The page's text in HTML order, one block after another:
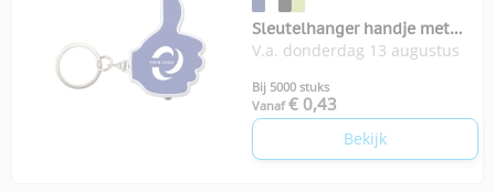
Sleutelhanger handje met
stylus en lampje
V.a. donderdag 13 augustus
Bij 5000 stuks
Vanaf € 0,43
Bekijk